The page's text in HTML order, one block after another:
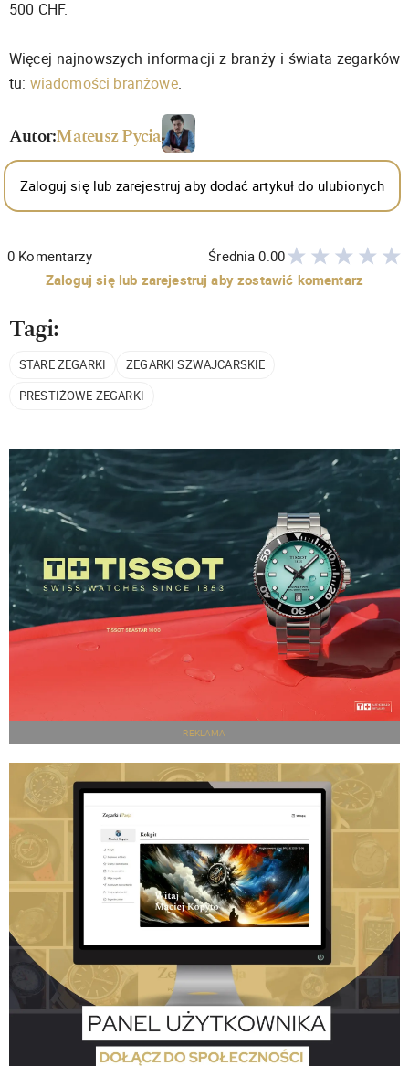
500 CHF.
Więcej najnowszych informacji z branży i świata zegarków
tu: wiadomości branżowe.
Autor:Mateusz Pycia
Zaloguj się lub zarejestruj aby dodać artykuł do ulubionych
0 Komentarzy Średnia0.00
Zaloguj się lub zarejestruj aby zostawić komentarz
Tagi:
STARE ZEGARKI
ZEGARKI SZWAJCARSKIE
PRESTIŻOWE ZEGARKI
REKLAMA